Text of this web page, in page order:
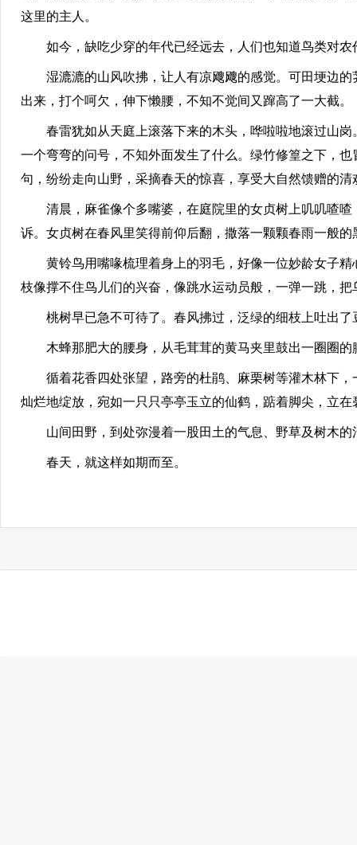
这里的主人。
如今，缺吃少穿的年代已经远去，人们也知道鸟类对农
湿漉漉的山风吹拂，让人有凉飕飕的感觉。可田埂边的
出来，打个呵欠，伸下懒腰，不知不觉间又蹿高了一大截。
春雷犹如从天庭上滚落下来的木头，哗啦啦地滚过山岗
一个弯弯的问号，不知外面发生了什么。绿竹修篁之下，
句，纷纷走向山野，采摘春天的惊喜，享受大自然馈赠的清
清晨，麻雀像个多嘴婆，在庭院里的女贞树上叽叽喳喳
诉。女贞树在春风里笑得前仰后翻，撒落一颗颗春雨一般的
黄铃鸟用嘴喙梳理着身上的羽毛，好像一位妙龄女子精
枝像撑不住鸟儿们的兴奋，像跳水运动员般，一弹一跳，把
桃树早已急不可待了。春风拂过，泛绿的细枝上吐出了
木蜂那肥大的腰身，从毛茸茸的黄马夹里鼓出一圈圈的
循着花香四处张望，路旁的杜鹃、麻栗树等灌木林下，
灿烂地绽放，宛如一只只亭亭玉立的仙鹤，踮着脚尖，立
山间田野，到处弥漫着一股田土的气息、野草及树木的
春天，就这样如期而至。